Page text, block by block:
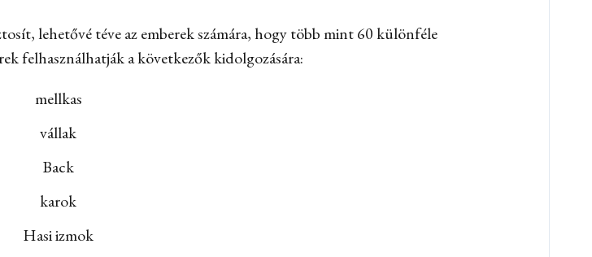
lehetővé téve az emberek számára, hogy több mint 60 különféle
felhasználhatják a következők kidolgozására:
mellkas
vállak
Back
karok
Hasi izmok